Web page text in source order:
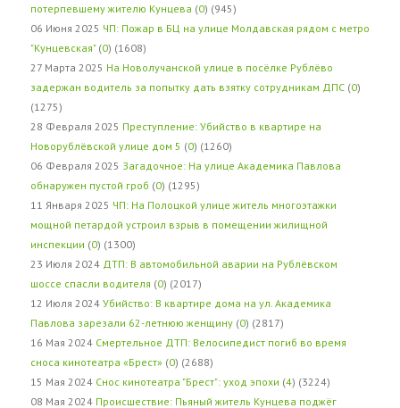
потерпевшему жителю Кунцева (0) (945)
06 Июня 2025 ЧП: Пожар в БЦ на улице Молдавская рядом с метро
"Кунцевская" (0) (1608)
27 Марта 2025 На Новолучанской улице в посёлке Рублёво
задержан водитель за попытку дать взятку сотрудникам ДПС (0)
(1275)
28 Февраля 2025 Преступление: Убийство в квартире на
Новорублёвской улице дом 5 (0) (1260)
06 Февраля 2025 Загадочное: На улице Академика Павлова
обнаружен пустой гроб (0) (1295)
11 Января 2025 ЧП: На Полоцкой улице житель многоэтажки
мощной петардой устроил взрыв в помещении жилищной
инспекции (0) (1300)
23 Июля 2024 ДТП: В автомобильной аварии на Рублёвском
шоссе спасли водителя (0) (2017)
12 Июля 2024 Убийство: В квартире дома на ул. Академика
Павлова зарезали 62-летнюю женщину (0) (2817)
16 Мая 2024 Смертельное ДТП: Велосипедист погиб во время
сноса кинотеатра «Брест» (0) (2688)
15 Мая 2024 Снос кинотеатра "Брест": уход эпохи (4) (3224)
08 Мая 2024 Происшествие: Пьяный житель Кунцева поджёг